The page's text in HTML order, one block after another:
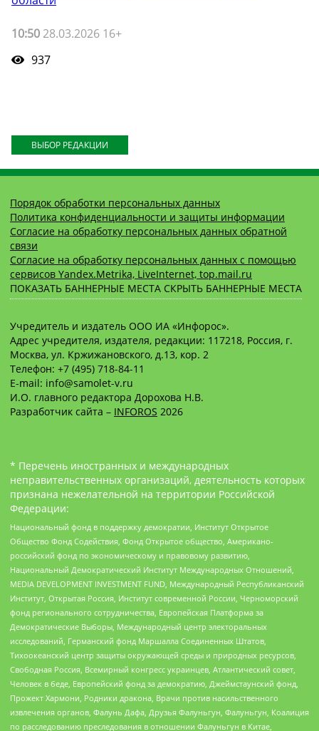
10:50 28.03.2026 16+
937
ВЫБОР РЕДАКЦИИ
Порядок обработки персональных данных
Политика конфиденциальности и защиты информации
Согласие на обработку персональных данных обратной
связи
Согласие на обработку персональных данных с помощью
сервисов Yandex.Metrika, LiveInternet, top.mail.ru
ПОКАЗАТЬ БАННЕРНЫЕ МЕСТА СКРЫТЬ БАННЕРНЫЕ МЕСТА
Учредитель и издатель ООО ИА «Инфорос».
Адрес учредителя, издателя, редакции: 117218, Россия, г.
Москва, ул. Кржижановского, д.13, кор. 2
Телефон: +7 (495) 718-84-11
E-mail: info@samolet-v.ru
И.О. главного редактора Дорохова Н.В.
Разработчик сайта – INFOROS 2026
* Перечень иностранных и международных
неправительственных организаций, деятельность которых
признана нежелательной на территории Российской
Федерации:
Национальный фонд в поддержку демократии, Институт Открытое
Общество Фонд Содействия, Фонд Открытое общество, Американо-
российский фонд по экономическому и правовому развитию,
Национальный Демократический Институт Международных Отношений,
MEDIA DEVELOPMENT INVESTMENT FUND, Международный Республиканский
Институт, Открытая Россия, Институт современной России, Черноморский
фонд регионального сотрудничества, Европейская Платформа за
Демократические Выборы, Международный центр электоральных
исследований, Германский фонд Маршалла Соединенных Штатов,
Тихоокеанский центр защиты окружающей среды и природных ресурсов,
Свободная Россия, Всемирный конгресс украинцев, Атлантический совет,
Человек в беде, Европейский фонд за демократию, Джеймстаунский фонд,
Прожект Хармони, Родники дракона, Врачи против насильственного
извлечения органов, Фалунь Дафа, Друзья Фалуньгун, Фалуньгун, Коалиция
по расследованию преследования в отношении Фалуньгун в Китае,